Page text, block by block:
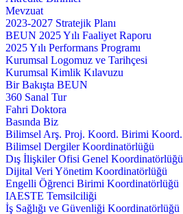
Mevzuat
2023-2027 Stratejik Planı
BEUN 2025 Yılı Faaliyet Raporu
2025 Yılı Performans Programı
Kurumsal Logomuz ve Tarihçesi
Kurumsal Kimlik Kılavuzu
Bir Bakışta BEUN
360 Sanal Tur
Fahri Doktora
Basında Biz
Bilimsel Arş. Proj. Koord. Birimi Koord.
Bilimsel Dergiler Koordinatörlüğü
Dış İlişkiler Ofisi Genel Koordinatörlüğü
Dijital Veri Yönetim Koordinatörlüğü
Engelli Öğrenci Birimi Koordinatörlüğü
IAESTE Temsilciliği
İş Sağlığı ve Güvenliği Koordinatörlüğü